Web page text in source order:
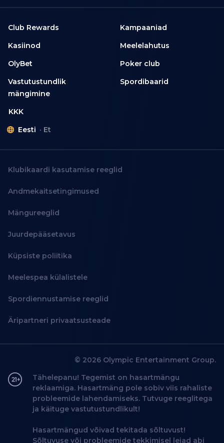
Club Rewards
Kampaaniad
Kasiinod
Meelelahutus
OlyBet
Poker club
Vastutustundlik
mängimine
Spordibaarid
KKK
Eesti
Et
Klubikaardi kasutamise reeglid
Andmekaitsetingimused
Mängureeglid
Juurdepääsetavus
Küpsiste poliitika
Meelespea külalistele
Spordiennustamise reeglid
Äripartneri privaatsusteade
Tähelepanu! Tegemist on hasartmängu
reklaamiga. Hasartmäng pole sobiv viis rahaliste
probleemide lahendamiseks. Tutvuge reeglitega
ja käituge vastutustundlikult!
Hasartmängud võivad tekitada sõltuvust!
Sõltuvuse või probleemide tekkimisel leiad abi
© 2026 Olympic Entertainment Group.